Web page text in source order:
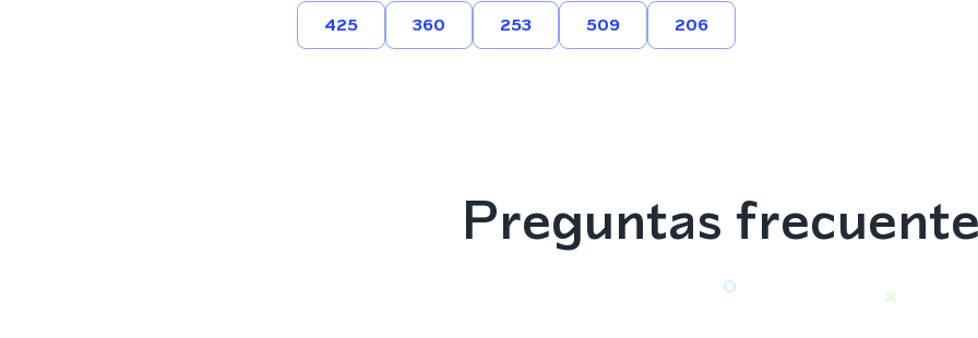
425 360 253 509 206
Preguntas